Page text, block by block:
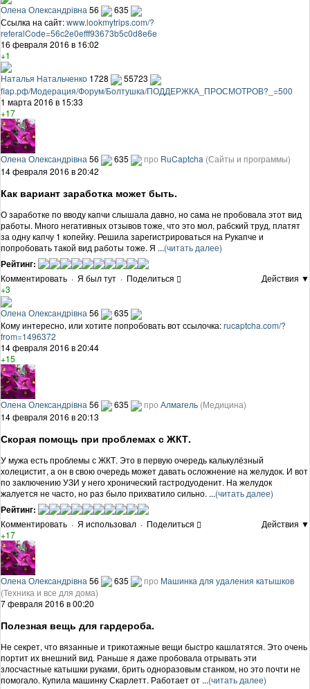
Олена Олександрівна 56
635
Ссылка на сайт:www.lookmytrips.com/?
referalCode=56c2e0efff93673b5c0d8e6e
16 февраля 2016 в 16:02
+1
Наталья Натальченко 1728
55723
flap.рф/Модерация/Форум/Болтушка/ПОДДЕРЖКА_ПРОСМОТРОВ?_=500
1 марта 2016 в 15:33
+17
Олена Олександрівна 56 635 про RuCaptcha (Сайты и программы)
14 февраля 2016 в 20:42
Как вариант заработка может быть.
О заработке по вводу капчи слышала давно, но сама не пробовала этот вид
работы. Много негативных отзывов тоже, что это мол, рабский труд, платят
за одну капчу 1 копейку. Решила зарегистрироваться на Рукапче и
попробовать такой вид работы тоже. Я ...(читать далее)
Рейтинг:
Комментировать · Я был тут · Поделиться
Действия ▼
+3
Олена Олександрівна 56
635
Кому интересно, или хотите попробовать вот ссылочка:rucaptcha.com/?
from=1496372
14 февраля 2016 в 20:44
+15
Олена Олександрівна 56 635 про Алмагель (Медицина)
14 февраля 2016 в 20:13
Скорая помощь при проблемах с ЖКТ.
У мужа есть проблемы с ЖКТ. Это в первую очередь калькулёзный
холецистит, а он в свою очередь может давать осложнение на желудок. И вот
по заключению УЗИ у него хронический гастродуоденит. На желудок
жалуется не часто, но раз было прихватило сильно. ...(читать далее)
Рейтинг:
Комментировать · Я использовал · Поделиться
Действия ▼
+17
Олена Олександрівна 56 635 про Машинка для удаления катышков
(Техника и все для дома)
7 февраля 2016 в 00:20
Полезная вещь для гардероба.
Не секрет, что вязанные и трикотажные вещи быстро кашлатятся. Это очень
портит их внешний вид. Раньше я даже пробовала отрывать эти
злосчастные катышки руками, брить одноразовым станком, но это почти не
помогало. Купила машинку Скарлетт. Работает от ...(читать далее)